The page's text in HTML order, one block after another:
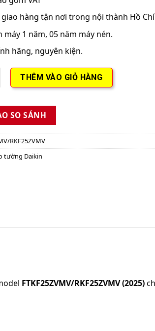
hàng tận nơi trong nội thành Hồ
máy 1 năm, 05 năm máy nén.
hãng, nguyên kiện.
Inverter 1HP FTKF25ZVMV/RKF25ZVMV
THÊM VÀO GIỎ HÀNG
SO SÁNH
RKF25ZVMV
tường Daikin
FTKF25ZVMV/RKF25ZVMV (2025)